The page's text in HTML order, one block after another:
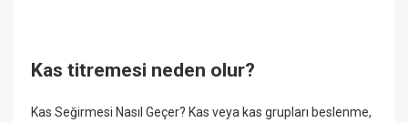
Kas titremesi neden olur?
Kas Seğirmesi Nasıl Geçer? Kas veya kas grupları beslenme,